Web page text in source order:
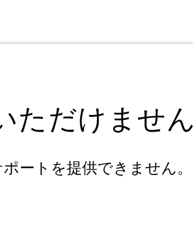
ただけません
ートを提供できません。